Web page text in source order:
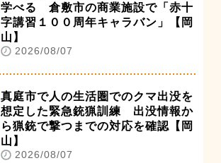
学べる 倉敷市の商業施設で「赤十
字講習１００周年キャラバン」【岡
山】
2026/08/07
真庭市で人の生活圏でのクマ出没を
想定した緊急銃猟訓練 出没情報か
ら猟銃で撃つまでの対応を確認【岡
山】
2026/08/07